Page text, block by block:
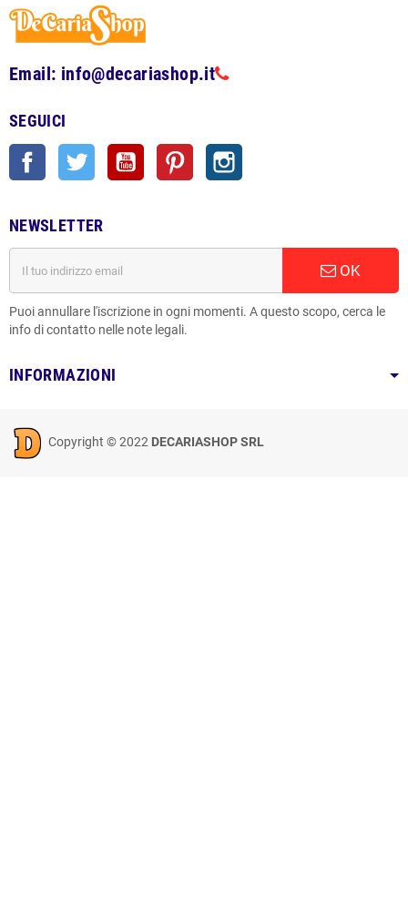
Email: info@decariashop.it
SEGUICI
Facebook Twitter YouTube Pinterest
NEWSLETTER
OK
Puoi annullare l'iscrizione in ogni momenti. A questo scopo, cerca le
info di contatto nelle note legali.
INFORMAZIONI
Copyright © 2022 DECARIASHOP SRL